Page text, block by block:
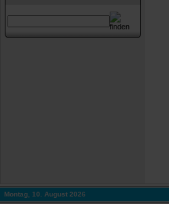
Montag, 10. August 2026